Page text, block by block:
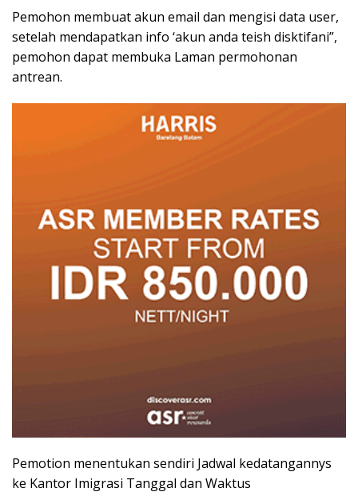
Pemohon membuat akun email dan mengisi data user,
setelah mendapatkan info ‘akun anda teish disktifani”,
pemohon dapat membuka Laman permohonan
antrean.
Pemotion menentukan sendiri Jadwal kedatangannys
ke Kantor Imigrasi Tanggal dan Waktus